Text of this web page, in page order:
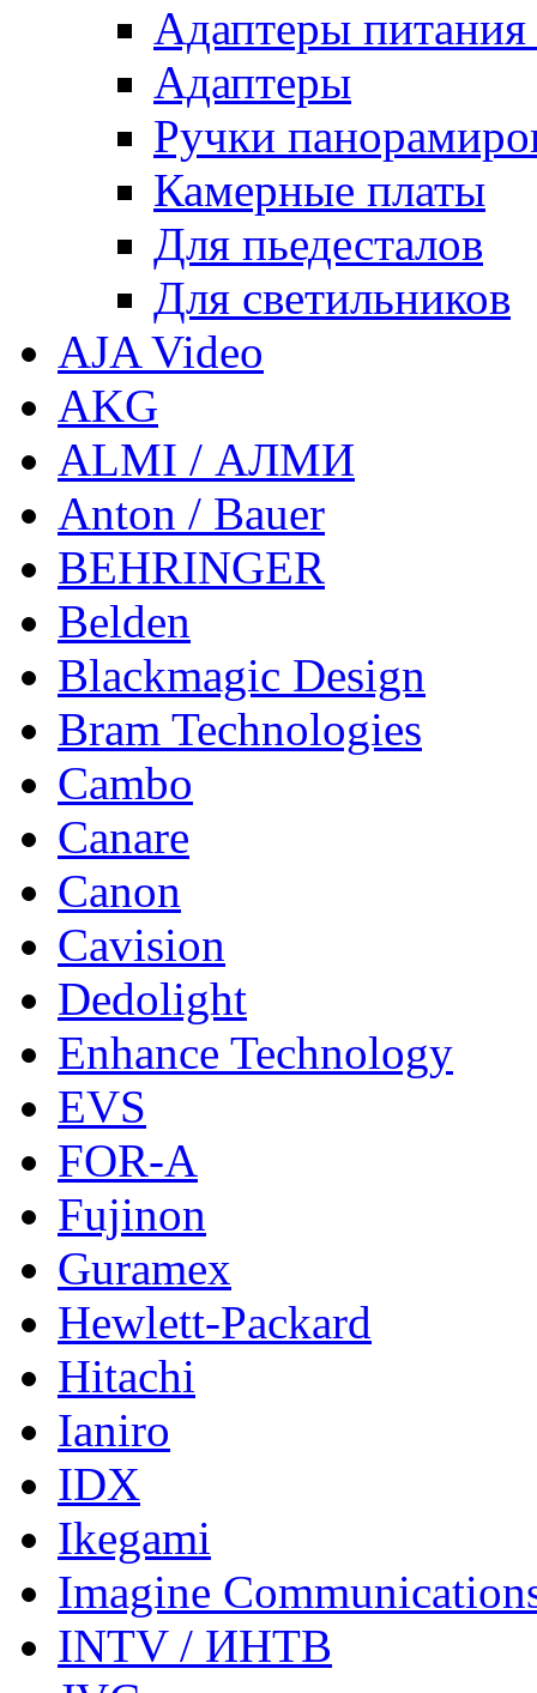
Адаптеры
Адаптеры
Ручки
Камерные платы
Для пьедесталов
Для светильников
AJA Video
AKG
ALMI / АЛМИ
Anton / Bauer
BEHRINGER
Belden
Blackmagic Design
Bram Technologies
Cambo
Canare
Canon
Cavision
Dedolight
Enhance Technology
EVS
FOR-A
Fujinon
Guramex
Hewlett-Packard
Hitachi
Ianiro
IDX
Ikegami
Imagine
INTV / ИНТВ